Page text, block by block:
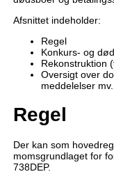
Afsnittet indeholder:
Regel
Konkurs- og
Rekonstruktion
Oversigt over
meddelelser mv.
Regel
Der kan som
momsgrundlaget for
738DEP.